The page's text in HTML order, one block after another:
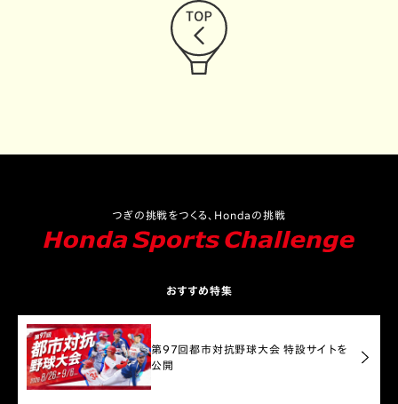
つぎの挑戦をつくる、Hondaの挑戦
おすすめ特集
第97回都市対抗野球大会 特設サイトを
公開